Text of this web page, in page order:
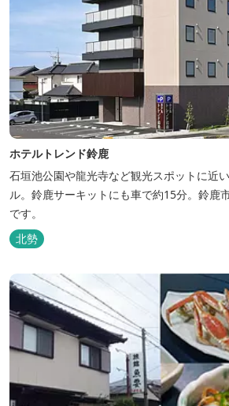
ホテルトレンド鈴鹿
石垣池公園や龍光寺など観光スポットに近
ル。鈴鹿サーキットにも車で約15分。鈴鹿
です。
北勢